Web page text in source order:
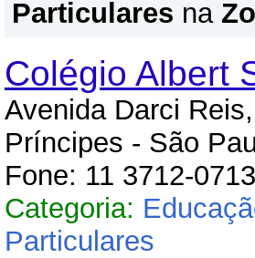
Particulares na
Colégio Albert
Avenida Darci
Príncipes - São
Fone: 11 3712-
Categoria:
Particulares